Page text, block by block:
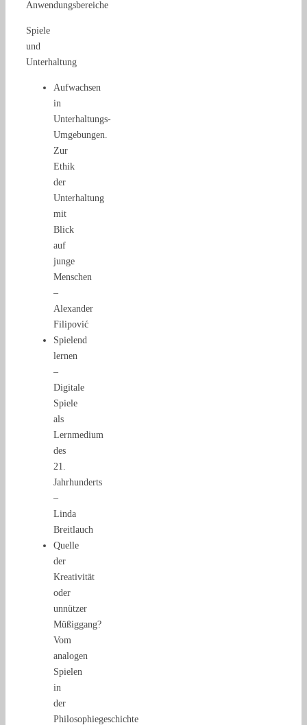
Anwendungsbereiche
Spiele
und
Unterhaltung
Aufwachsen
in
Unterhaltungs-
Umgebungen.
Zur
Ethik
der
Unterhaltung
mit
Blick
auf
junge
Menschen
–
Alexander
Filipović
Spielend
lernen
–
Digitale
Spiele
als
Lernmedium
des
21.
Jahrhunderts
–
Linda
Breitlauch
Quelle
der
Kreativität
oder
unnützer
Müßiggang?
Vom
analogen
Spielen
in
der
Philosophiegeschichte